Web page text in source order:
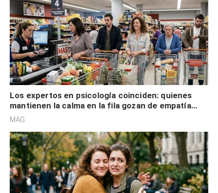
Los expertos en psicología coinciden: quienes
mantienen la calma en la fila gozan de empatía
cognitiva, gratitud y no solo tienen autocontrol
MAG.